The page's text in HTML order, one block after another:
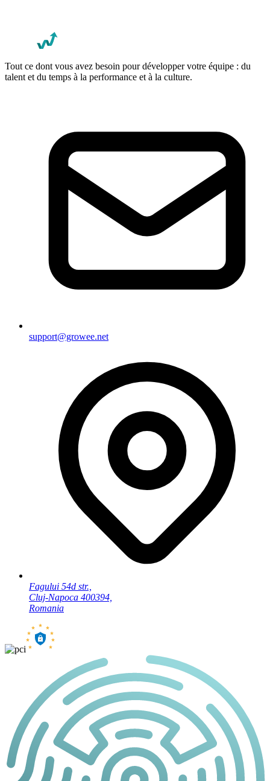
Tout ce dont vous avez besoin pour développer votre équipe : du
talent et du temps à la performance et à la culture.
support@growee.net
Fagului 54d str.,
Cluj-Napoca 400394,
Romania